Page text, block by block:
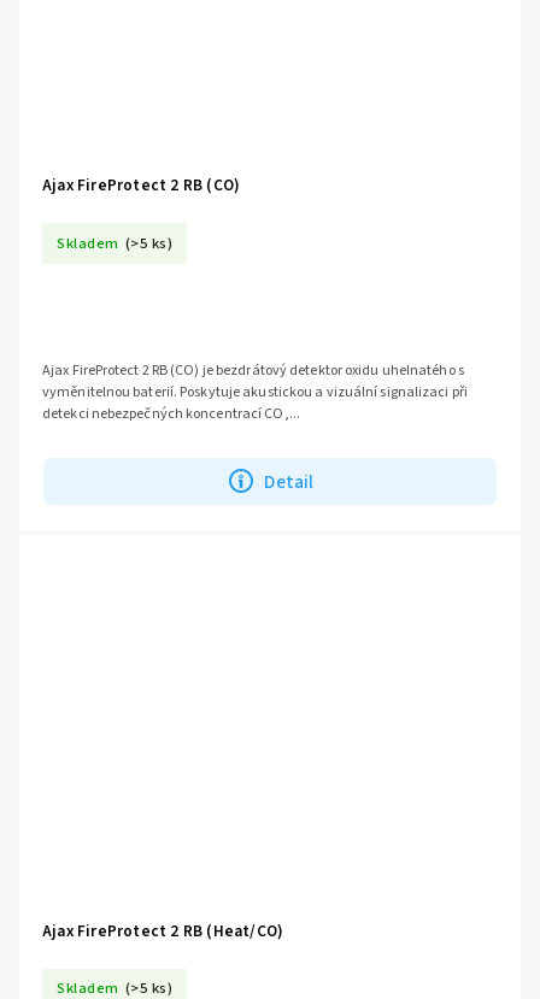
Ajax FireProtect 2 RB (CO)
Skladem (>5 ks)
Detail
Ajax FireProtect 2 RB (CO) je bezdrátový detektor oxidu uhelnatého s
vyměnitelnou baterií. Poskytuje akustickou a vizuální signalizaci při
detekci nebezpečných koncentrací CO,...
Ajax FireProtect 2 RB (Heat/CO)
Skladem (>5 ks)